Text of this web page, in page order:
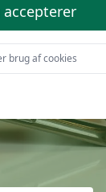
op på
accepterer
brug af cookies